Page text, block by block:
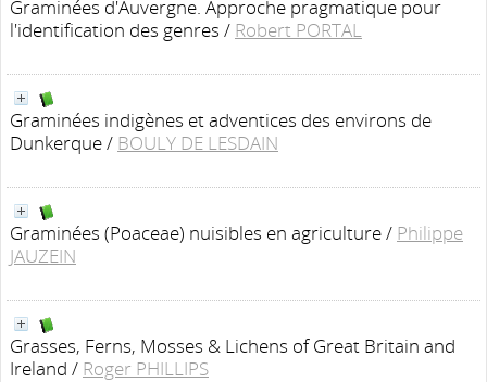
Graminées d'Auvergne. Approche pragmatique pour
l'identification des genres / Robert PORTAL
Graminées indigènes et adventices des environs de
Dunkerque/ BOULY DE LESDAIN
Graminées (Poaceae) nuisibles en agriculture/ Philippe
JAUZEIN
Grasses, Ferns, Mosses & Lichens of Great Britain and
Ireland / Roger PHILLIPS